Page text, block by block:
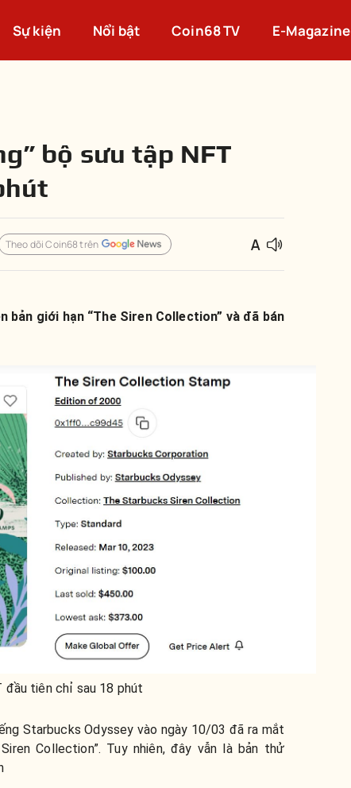
Sự kiện Nổi bật Coin68 TV E-Magazine
bộ sưu tập NFT
Theo dõi Coin68 trên
giới hạn “The Siren Collection” và đã bán
đầu tiên chỉ sau 18 phút
Starbucks Odyssey vào ngày 10/03 đã ra mắt
Collection”. Tuy nhiên, đây vẫn là bản thử